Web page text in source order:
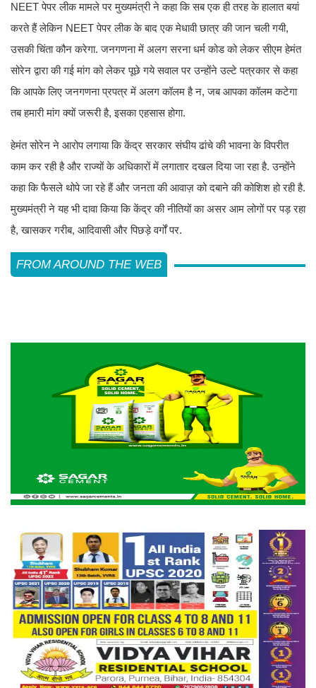
NEET पेपर लीक मामले पर मुख्यमंत्री ने कहा कि सब एक ही तरह के हालात बयां
करते हैं लेकिन NEET पेपर लीक के बाद एक मेधावी छात्र की जान चली गयी,
उसकी चिंता कौन करेगा. जनगणना में अलग सरना धर्म कोड को लेकर सीएम हेमंत
सोरेन द्वारा की गई मांग को लेकर पूछे गये सवाल पर उन्होंने उल्टे पत्रकार से कहा
कि आपके लिए जनगणना प्रपत्र में अलग कॉलम है न, जब आपका कॉलम कटेगा
तब हमारी मांग क्यों जरूरी है, इसका एहसास होगा.
हेमंत सोरेन ने आरोप लगाया कि केंद्र सरकार संघीय ढांचे की भावना के विपरीत
काम कर रही है और राज्यों के अधिकारों में लगातार दखल दिया जा रहा है. उन्होंने
कहा कि फैसले थोपे जा रहे हैं और जनता की आवाज़ को दबाने की कोशिश हो रही है.
मुख्यमंत्री ने यह भी दावा किया कि केंद्र की नीतियों का असर आम लोगों पर पड़ रहा
है, खासकर गरीब, आदिवासी और पिछड़े वर्गों पर.
FROM AROUND THE WEB